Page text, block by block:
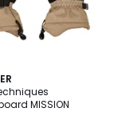
MISSION